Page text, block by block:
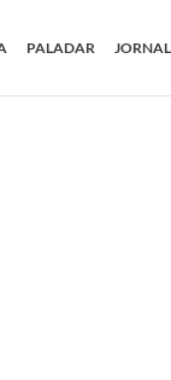
PALADAR